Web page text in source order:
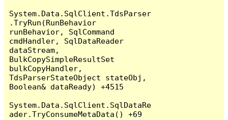
System.Data.SqlClient.TdsParser
.TryRun(RunBehavior
runBehavior, SqlCommand
cmdHandler, SqlDataReader
dataStream,
BulkCopySimpleResultSet
bulkCopyHandler,
TdsParserStateObject stateObj,
Boolean& dataReady) +4515
System.Data.SqlClient.SqlDataRe
ader.TryConsumeMetaData() +69